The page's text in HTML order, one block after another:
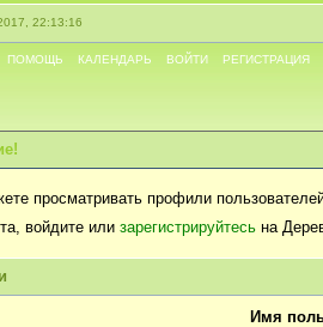
22:13:16
ПОМОЩЬ КАЛЕНДАРЬ ВОЙТИ РЕГИСТРАЦИЯ
просматривать профили
войдите или зарегистрируйтесь на
Имя